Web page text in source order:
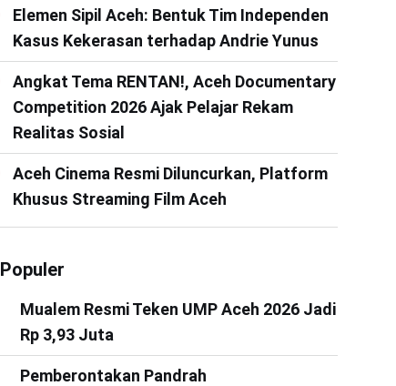
Elemen Sipil Aceh: Bentuk Tim Independen
Kasus Kekerasan terhadap Andrie Yunus
Angkat Tema RENTAN!, Aceh Documentary
Competition 2026 Ajak Pelajar Rekam
Realitas Sosial
Aceh Cinema Resmi Diluncurkan, Platform
Khusus Streaming Film Aceh
Populer
Mualem Resmi Teken UMP Aceh 2026 Jadi
Rp 3,93 Juta
Pemberontakan Pandrah